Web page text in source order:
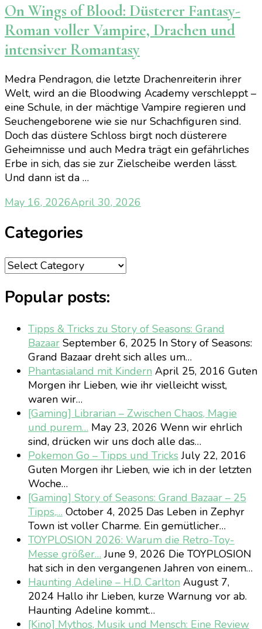
On Wings of Blood: Düsterer Fantasy-
Roman voller Vampire, Drachen und
intensiver Romantasy
Medra Pendragon, die letzte Drachenreiterin ihrer
Welt, wird an die Bloodwing Academy verschleppt –
eine Schule, in der mächtige Vampire regieren und
Seuchengeborene wie sie nur Schachfiguren sind.
Doch das düstere Schloss birgt noch düsterere
Geheimnisse und auch Medra trägt ein gefährliches
Erbe in sich, das sie zur Zielscheibe werden lässt.
Und dann ist da …
May 16, 2026April 30, 2026
Categories
Categories
Popular posts:
Tipps & Tricks zu Story of Seasons: Grand
Bazaar September 6, 2025 In Story of Seasons:
Grand Bazaar dreht sich alles um…
Phantasialand mit Kindern April 25, 2016 Guten
Morgen ihr Lieben, wie ihr vielleicht wisst,
waren wir…
[Gaming] Librarian – Zwischen Chaos, Magie
und purem… May 23, 2026 Wenn wir ehrlich
sind, drücken wir uns doch alle das…
Pokemon Go – Tipps und TricksJuly 22, 2016
Guten Morgen ihr Lieben, wie ich in der letzten
Woche…
[Gaming] Story of Seasons: Grand Bazaar – 25
Tipps,… October 4, 2025 Das Leben in Zephyr
Town ist voller Charme. Ein gemütlicher…
TOYPLOSION 2026: Warum die Retro-Toy-
Messe größer… June 9, 2026 Die TOYPLOSION
hat sich in den vergangenen Jahren von einem…
Haunting Adeline – H.D. Carlton August 7,
2024 Hallo ihr Lieben, kurze Warnung vor ab.
Haunting Adeline kommt…
[Kino] Mythos, Musik und Mensch: Eine Review